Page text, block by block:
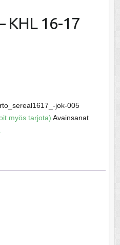
KHL 16-17
jok-005
myös tarjota) Avainsanat